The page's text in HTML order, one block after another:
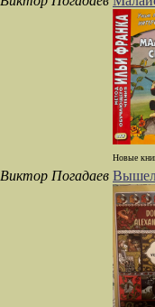
Новые
Виктор Погадаев Вышел